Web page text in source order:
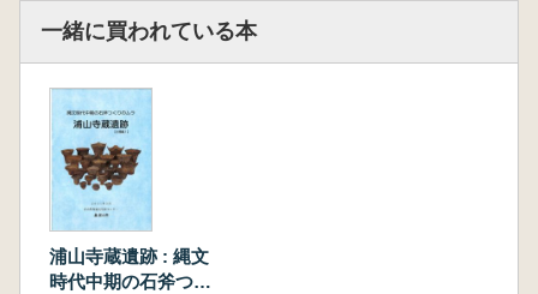
一緒に買われている本
浦山寺蔵遺跡 : 縄文
時代中期の石斧つく